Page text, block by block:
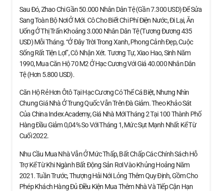
Sau Đó, Zhao Chi Gần 50.000 Nhân Dân Tệ (gần 7.300 USD) Để Sửa
Sang Toàn Bộ Nơi Ở Mới. Cô Cho Biết Chi Phí Điện Nước, Đi Lại, Ăn
Uống Ở Thị Trấn Khoảng 3.000 Nhân Dân Tệ (tương Đương 435
USD) Mỗi Tháng. “Ở Đây Trời Trong Xanh, Phong Cảnh Đẹp, Cuộc
Sống Rất Tiện Lợi”, Cô Nhận Xét. Tương Tự, Xiao Hao, Sinh Năm
1990, Mua Căn Hộ 70 M2 Ở Hạc Cương Với Giá 40.000 Nhân Dân
Tệ (hơn 5.800 USD).
Căn Hộ Rẻ Hơn Ôtô Tại Hạc Cương Có Thể Cá Biệt, Nhưng Nhìn
Chung Giá Nhà Ở Trung Quốc Vẫn Trên Đà Giảm. Theo Khảo Sát
Của China Index Academy, Giá Nhà Mới Tháng 2 Tại 100 Thành Phố
Hàng Đầu Giảm 0,04% So Với Tháng 1, Mức Sụt Mạnh Nhất Kể Từ
Cuối 2022.
Nhu Cầu Mua Nhà Vẫn Ở Mức Thấp, Bất Chấp Các Chính Sách Hỗ
Trợ Kể Từ Khi Ngành Bất Động Sản Rơi Vào Khủng Hoảng Năm
2021. Tuần Trước, Thượng Hải Nới Lỏng Thêm Quy Định, Gồm Cho
Phép Khách Hàng Đủ Điều Kiện Mua Thêm Nhà Và Tiếp Cận Hạn